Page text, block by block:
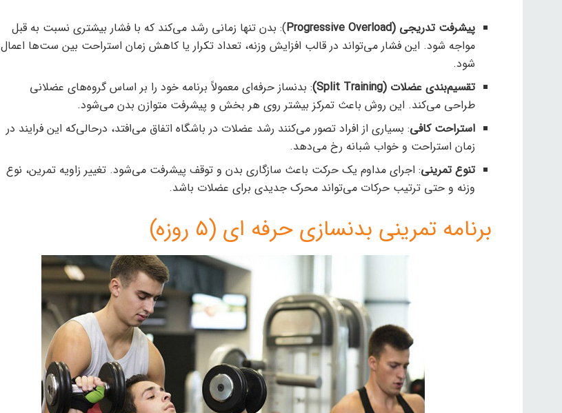
پیشرفت تدریجی (Progressive Overload
): بدن تنها زمانی رشد می‌کند که با فشار بیشتری نسبت به قبل
مواجه شود. این فشار می‌تواند در قالب افزایش وزنه، تعداد تکرار یا کاهش زمان استراحت بین ست‌ها اعمال
شود.
تقسیم‌بندی عضلات (Split Training)
: بدنساز حرفه‌ای معمولاً برنامه خود را بر اساس گروه‌های عضلانی
طراحی می‌کند. این روش باعث تمرکز بیشتر روی هر بخش و پیشرفت متوازن بدن می‌شود.
استراحت کافی: بسیاری از افراد تصور می‌کنند رشد عضلات در باشگاه اتفاق می‌افتد، درحالی‌که این فرایند در
زمان استراحت و خواب شبانه رخ می‌دهد.
تنوع تمرینی: اجرای مداوم یک حرکت باعث سازگاری بدن و توقف پیشرفت می‌شود. تغییر زاویه تمرین، نوع
وزنه و حتی ترتیب حرکات می‌تواند محرک جدیدی برای عضلات باشد.
برنامه تمرینی بدنسازی حرفه‌ ای (۵ روزه)